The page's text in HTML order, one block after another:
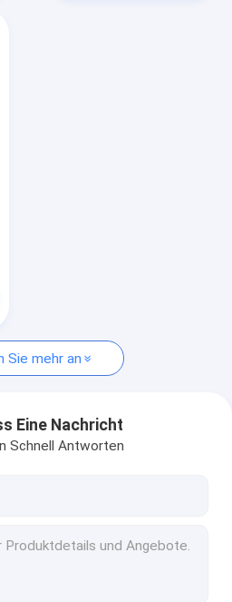
Ausrüstung
Öldichtung
Sie mehr an
Eine Nachricht
Schnell Antworten